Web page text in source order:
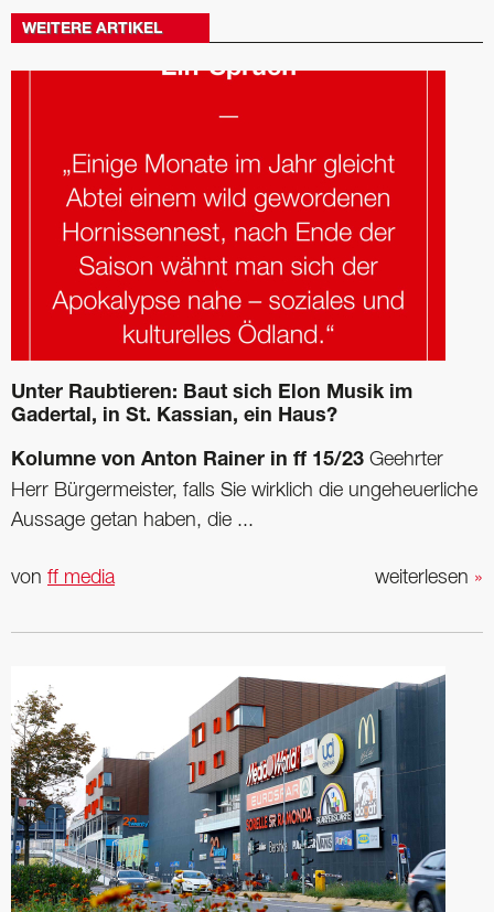
WEITERE ARTIKEL
Unter Raubtieren: Baut sich Elon Musik im
Gadertal, in St. Kassian, ein Haus?
Kolumne von Anton Rainer in ff 15/23 Geehrter
Herr Bürgermeister, falls Sie wirklich die ungeheuer­liche
Aussage getan haben, die ...
weiterlesen »
von ff media